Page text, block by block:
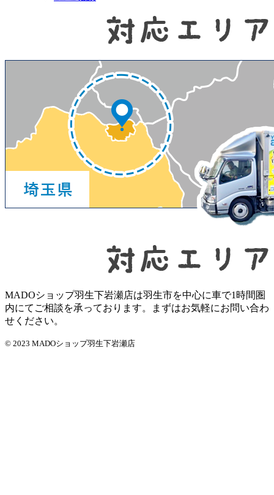
MADOショップ羽生下岩瀬店は羽生市を中心に車で1時間圏
内にてご相談を承っております。まずはお気軽にお問い合わ
せください。
© 2023 MADOショップ羽生下岩瀬店